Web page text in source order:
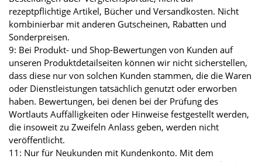
rezeptpflichtige Artikel, Bücher und Versandkosten. Nicht
kombinierbar mit anderen Gutscheinen, Rabatten und
Sonderpreisen.
9: Bei Produkt- und Shop-Bewertungen von Kunden auf
unseren Produktdetailseiten können wir nicht sicherstellen,
dass diese nur von solchen Kunden stammen, die die Waren
oder Dienstleistungen tatsächlich genutzt oder erworben
haben. Bewertungen, bei denen bei der Prüfung des
Wortlauts Auffälligkeiten oder Hinweise festgestellt werden,
die insoweit zu Zweifeln Anlass geben, werden nicht
veröffentlicht.
11: Nur für Neukunden mit Kundenkonto. Mit dem